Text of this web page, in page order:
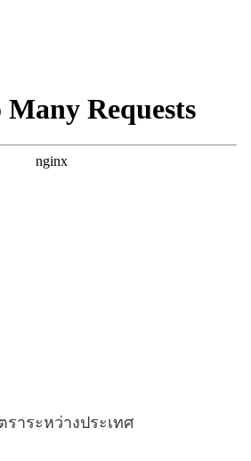
ราระหว่างประเทศ